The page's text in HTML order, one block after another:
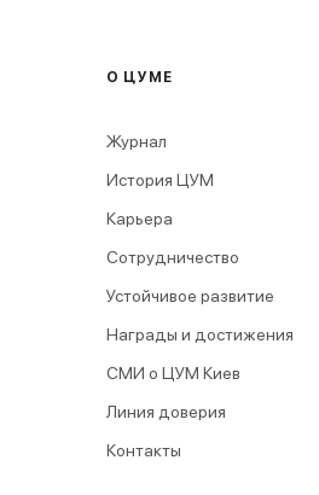
О ЦУМЕ
Журнал
История ЦУМ
Карьера
Сотрудничество
Устойчивое развитие
Награды и достижения
СМИ о ЦУМ Киев
Линия доверия
Контакты